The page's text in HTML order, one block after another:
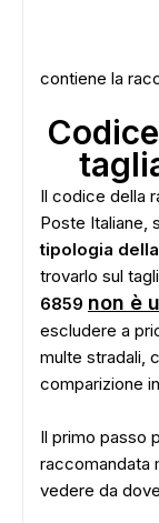
contiene la
Il codice della
Poste Italiane,
tipologia
trovarlo sul
6859 non è
escludere a
multe stradali,
comparizione
Il primo passo
raccomandata
vedere da